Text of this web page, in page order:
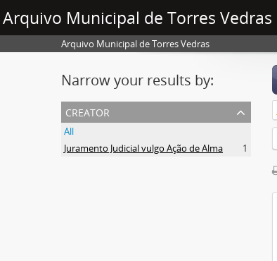
Arquivo Municipal de Torres Vedras
Arquivo Municipal de Torres Vedras
Narrow your results by:
creator
All
Juramento Judicial vulgo Ação de Alma
1